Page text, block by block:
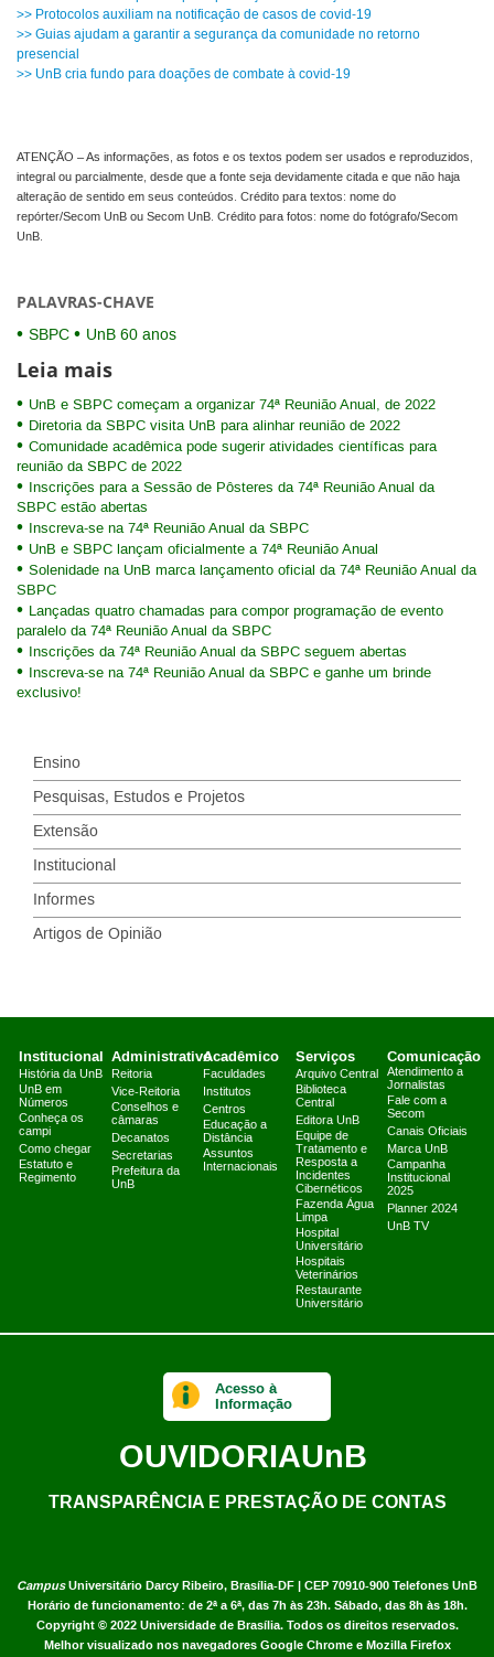
>> Protocolos auxiliam na notificação de casos de covid-19
>> Guias ajudam a garantir a segurança da comunidade no retorno
presencial
>> UnB cria fundo para doações de combate à covid-19
ATENÇÃO – As informações, as fotos e os textos podem ser usados e reproduzidos,
integral ou parcialmente, desde que a fonte seja devidamente citada e que não haja
alteração de sentido em seus conteúdos. Crédito para textos: nome do
repórter/Secom UnB ou Secom UnB. Crédito para fotos: nome do fotógrafo/Secom
UnB.
PALAVRAS-CHAVE
SBPC UnB 60 anos
Leia mais
UnB e SBPC começam a organizar 74ª Reunião Anual, de 2022
Diretoria da SBPC visita UnB para alinhar reunião de 2022
Comunidade acadêmica pode sugerir atividades científicas para
reunião da SBPC de 2022
Inscrições para a Sessão de Pôsteres da 74ª Reunião Anual da
SBPC estão abertas
Inscreva-se na 74ª Reunião Anual da SBPC
UnB e SBPC lançam oficialmente a 74ª Reunião Anual
Solenidade na UnB marca lançamento oficial da 74ª Reunião Anual da
SBPC
Lançadas quatro chamadas para compor programação de evento
paralelo da 74ª Reunião Anual da SBPC
Inscrições da 74ª Reunião Anual da SBPC seguem abertas
Inscreva-se na 74ª Reunião Anual da SBPC e ganhe um brinde
exclusivo!
Ensino
Pesquisas, Estudos e Projetos
Extensão
Institucional
Informes
Artigos de Opinião
Institucional
História da UnB
UnB em
Números
Conheça os
campi
Como chegar
Estatuto e
Regimento
Administrativo
Reitoria
Vice-Reitoria
Conselhos e
câmaras
Decanatos
Secretarias
Prefeitura da
UnB
Acadêmico
Faculdades
Institutos
Centros
Educação a
Distância
Assuntos
Internacionais
Serviços
Arquivo Central
Biblioteca
Central
Editora UnB
Equipe de
Tratamento e
Resposta a
Incidentes
Cibernéticos
Fazenda Água
Limpa
Hospital
Universitário
Hospitais
Veterinários
Restaurante
Universitário
Comunicação
Atendimento a
Jornalistas
Fale com a
Secom
Canais Oficiais
Marca UnB
Campanha
Institucional
2025
Planner 2024
UnB TV
CampusUniversitário Darcy Ribeiro, Brasília-DF | CEP 70910-900 Telefones UnB
Horário de funcionamento: de 2ª a 6ª, das 7h às 23h. Sábado, das 8h às 18h.
Copyright © 2022 Universidade de Brasília. Todos os direitos reservados.
Melhor visualizado nos navegadores Google Chrome e Mozilla Firefox
Acesso à
Informação
OUVIDORIAUnB
TRANSPARÊNCIA E PRESTAÇÃO DE CONTAS